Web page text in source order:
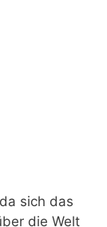
sich das
die Welt